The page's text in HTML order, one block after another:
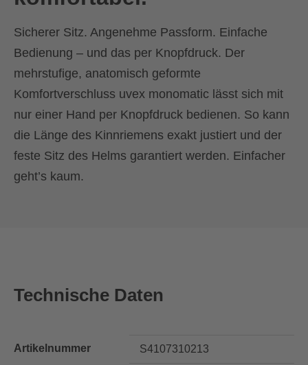
Sicherer Sitz. Angenehme Passform. Einfache
Bedienung – und das per Knopfdruck. Der
mehrstufige, anatomisch geformte
Komfortverschluss uvex monomatic lässt sich mit
nur einer Hand per Knopfdruck bedienen. So kann
die Länge des Kinnriemens exakt justiert und der
feste Sitz des Helms garantiert werden. Einfacher
geht’s kaum.
Technische Daten
Artikelnummer S4107310213